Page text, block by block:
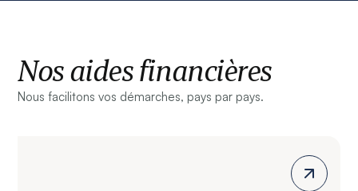
Nos aides financières
Nous facilitons vos démarches, pays par pays.